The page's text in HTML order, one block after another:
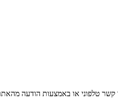
קשר טלפוני או באמצעות הודעה